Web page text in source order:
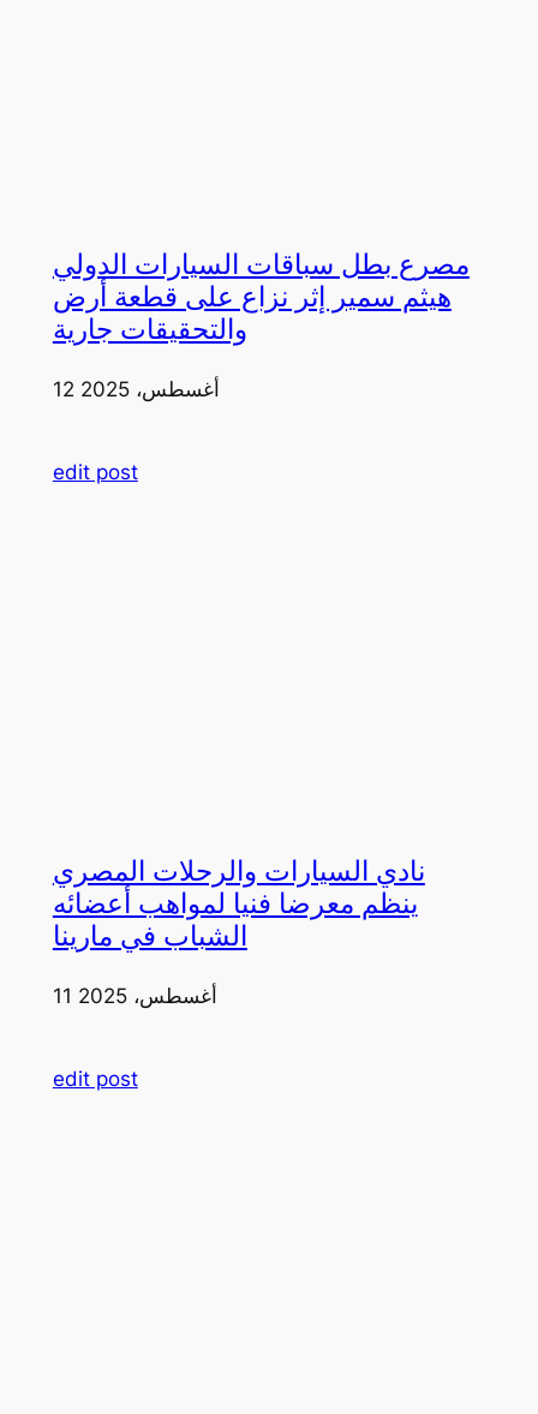
مصرع بطل سباقات السيارات الدولي
هيثم سمير إثر نزاع على قطعة أرض
والتحقيقات جارية
12 أغسطس، 2025
edit post
نادي السيارات والرحلات المصري
ينظم معرضا فنيا لمواهب أعضائه
الشباب في مارينا
11 أغسطس، 2025
edit post